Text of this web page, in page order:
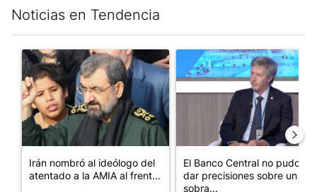
Noticias en Tendencia
Un artículo de tendencia con el título "Irán nombró al ideólogo
Irán nombró al ideólogo del
atentado a la AMIA al frent...
Un artículo de tendencia
El Banco Central no pudo
dar precisiones sobre un
sobra...